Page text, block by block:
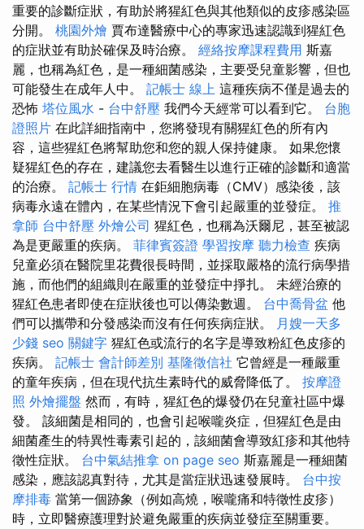
重要的診斷症狀，有助於將猩紅色與其他類似的皮疹感染區
分開。 桃園外燴 賈布達醫療中心的專家迅速認識到猩紅色
的症狀並有助於確保及時治療。 經絡按摩課程費用 斯嘉
麗，也稱為紅色，是一種細菌感染，主要受兒童影響，但也
可能發生在成年人中。 記帳士 線上 這種疾病不僅是過去的
恐怖 塔位風水 - 台中舒壓 我們今天經常可以看到它。 台胞
證照片 在此詳細指南中，您將發現有關猩紅色的所有內
容，這些猩紅色將幫助您和您的親人保持健康。 如果您懷
疑猩紅色的存在，建議您去看醫生以進行正確的診斷和適當
的治療。 記帳士 行情 在鉅細胞病毒（CMV）感染後，該
病毒永遠在體內，在某些情況下會引起嚴重的並發症。 推
拿師 台中舒壓 外燴公司 猩紅色，也稱為沃爾尼，甚至被認
為是更嚴重的疾病。 菲律賓簽證 學習按摩 聽力檢查 疾病
兒童必須在醫院里花費很長時間，並採取嚴格的流行病學措
施，而他們的組織則在嚴重的並發症中掙扎。 未經治療的
猩紅色患者即使在症狀後也可以傳染數週。 台中喬骨盆 他
們可以攜帶和分發感染而沒有任何疾病症狀。 月嫂一天多
少錢 seo 關鍵字 猩紅色或流行的名字是導致粉紅色皮疹的
疾病。 記帳士 會計師差別 基隆徵信社 它曾經是一種嚴重
的童年疾病，但在現代抗生素時代的威脅降低了。 按摩證
照 外燴擺盤 然而，有時，猩紅色的爆發仍在兒童社區中爆
發。 該細菌是相同的，也會引起喉嚨炎症，但猩紅色是由
細菌產生的特異性毒素引起的，該細菌會導致紅疹和其他特
徵性症狀。 台中氣結推拿 on page seo 斯嘉麗是一種細菌
感染，應該認真對待，尤其是當症狀迅速發展時。 台中按
摩排毒 當第一個跡象（例如高燒，喉嚨痛和特徵性皮疹）
時，立即醫療護理對於避免嚴重的疾病並發症至關重要。